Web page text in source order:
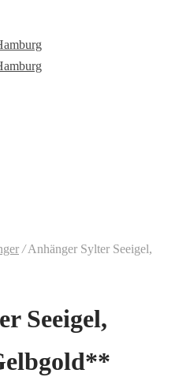
/Anhänger Sylter Seeigel,
Seeigel,